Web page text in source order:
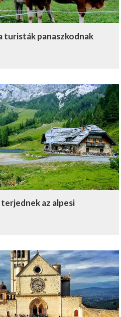
turisták panaszkodnak
az alpesi